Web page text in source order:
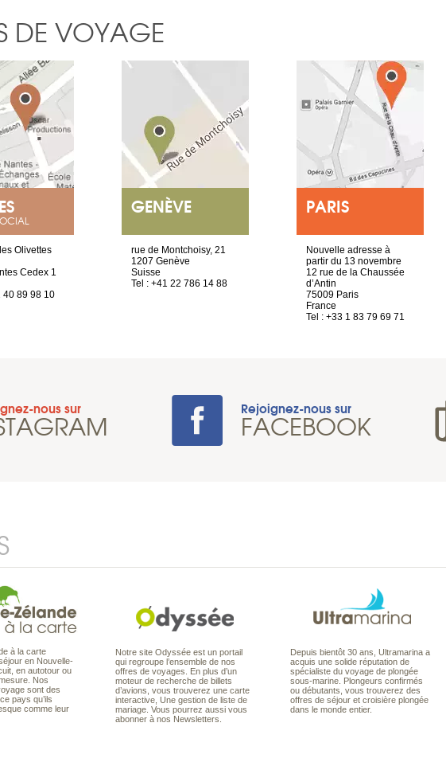
DE VOYAGE
Olivettes
Cedex 1
40 89 98 10
GENÈVE
rue de Montchoisy, 21
1207 Genève
Suisse
Tel : +41 22 786 14 88
PARIS
Nouvelle adresse à
partir du 13 novembre
12 rue de la Chaussée
d’Antin
75009 Paris
France
Tel : +33 1 83 79 69 71
nous sur Rejoignez-nous sur
FACEBOOK
à la carte
en Nouvelle-
en autotour ou
Nos
sont des
pays qu’ils
comme leur
Notre site Odyssée est un portail
qui regroupe l’ensemble de nos
offres de voyages. En plus d’un
moteur de recherche de billets
d’avions, vous trouverez une carte
interactive, Une gestion de liste de
mariage. Vous pourrez aussi vous
abonner à nos Newsletters.
Depuis bientôt 30 ans, Ultramarina a
acquis une solide réputation de
spécialiste du voyage de plongée
sous-marine. Plongeurs confirmés
ou débutants, vous trouverez des
offres de séjour et croisière plongée
dans le monde entier.